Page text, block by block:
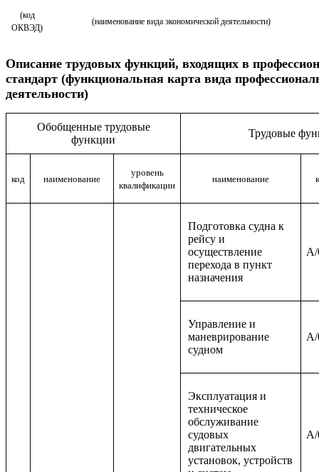
(код
ОКВЭД)
(наименование вида экономической деятельности)
Описание трудовых функций, входящих в
стандарт (функциональная карта вида
деятельности)
Обобщенные трудовые
функции
Трудовые
код наименование
уровень
квалификации
наименование
Подготовка судна к
рейсу и
осуществление
перехода в пункт
назначения
A/
Управление и
маневрирование
судном
A/
Эксплуатация и
техническое
обслуживание
судовых
двигательных
установок, устройств
A/